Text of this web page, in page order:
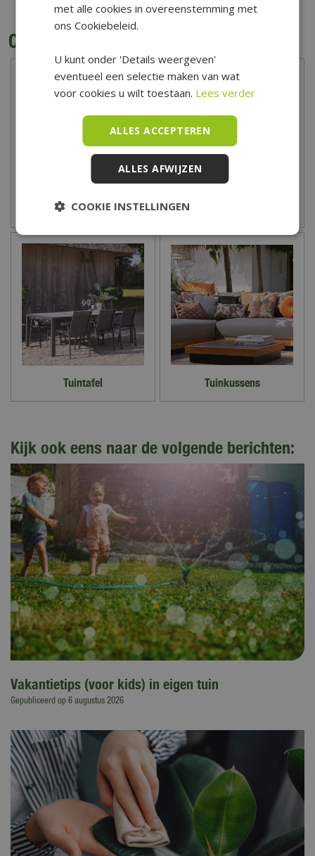
Categorieën
Lounge- diningset
Tuintafel Tuinkussens
Kijk ook eens naar de volgende berichten:
Vakantietips (voor kids) in eigen tuin
Gepubliceerd op 6 augustus 2026
met alle cookies in overeenstemming met
ons Cookiebeleid.
U kunt onder 'Details weergeven'
eventueel een selectie maken van wat
voor cookies u wilt toestaan. Lees verder
ALLES ACCEPTEREN
ALLES AFWIJZEN
COOKIE INSTELLINGEN